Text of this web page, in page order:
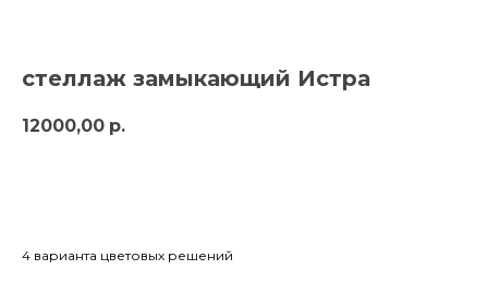
стеллаж замыкающий Истра
12000,00 р.
4 варианта цветовых решений